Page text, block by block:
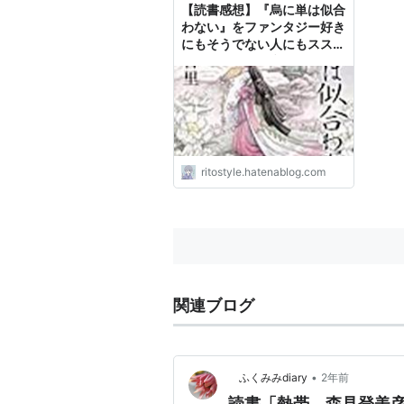
【読書感想】『烏に単は似合
わない』をファンタジー好き
にもそうでない人にもススメ
ritostyle.hatenablog.com
関連ブログ
ふくみみdiary • 2年前